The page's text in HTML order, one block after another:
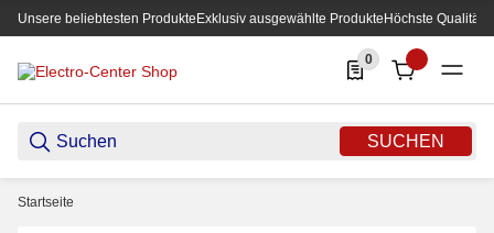
Unsere beliebtesten ProdukteExklusiv ausgewählte ProdukteHöchste Qualität
SUCHEN
0
0 Produkte in der
Startseite